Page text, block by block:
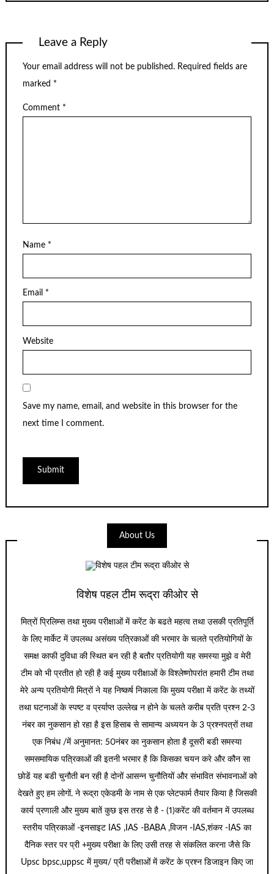
Leave a Reply
Your email address will not be published. Required fields are
marked *
Comment *
Name *
Email *
Website
Save my name, email, and website in this browser for the
next time I comment.
About Us
विशेष पहल टीम रूद्रा कीओर से
मित्रों प्रिलिम्स तथा मुख्य परीक्षाओं में करेंट के बढते महत्व तथा उसकी प्रतिपूर्ति
के लिए मार्केट में उपलब्ध असंख्य पत्रिकाओं की भरमार के चलते प्रतियोगियों के
समक्ष काफी दुविधा की स्थित बन रही है बतौर प्रतियोगी यह समस्या मुझे व मेरी
टीम को भी प्रतीत हो रही है कई मुख्य परीक्षाओं के विश्लेष्णोपरांत हमारी टीम तथा
मेरे अन्य प्रतियोगी मित्रों ने यह निष्कर्ष निकाला कि मुख्य परीक्षा में करेंट के तथ्यों
तथा घटनाओं के स्पष्ट व प्रर्याप्त उल्लेख न होने के चलते करीब प्रति प्रश्न 2-3
नंबर का नुकसान हो रहा है इस हिसाब से सामान्य अध्ययन के 3 प्रश्नपत्रों तथा
एक निबंध /में अनुमानत: 50नंबर का नुकसान होता है दूसरी बडी समस्या
समसमायिक पत्रिकाओं की इतनी भरमार है कि किसका चयन करे और कौन सा
छोडें यह बडी चुनौती बन रही है दोनों आसन्न चुनौतियों और संभावित संभावनाओं को
देखते हुए हम लोगों. ने रूद्रा एकेडमी के नाम से एक प्लेटफार्म तैयार किया है जिसकी
कार्य प्रणाली और मुख्य बातें कुछ इस तरह से है - (1)करेंट की वर्तमान में उपलब्ध
स्तरीय पत्रिकाओं -इनसाइट IAS ,IAS -BABA ,विजन -IAS,शंकर -IAS का
दैनिक स्तर पर प्री +मुख्य परीक्षा के लिए उसी तरह से संकलित करना जैसे कि
Upsc bpsc,uppsc में मुख्य/ प्री परीक्षाओं में करेंट के प्रश्न डिजाइन किए जा